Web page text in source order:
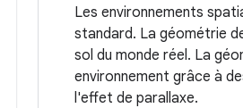
Les environnements
standard. La géométrie
sol du monde réel. La
environnement grâce à
l'effet de parallaxe.